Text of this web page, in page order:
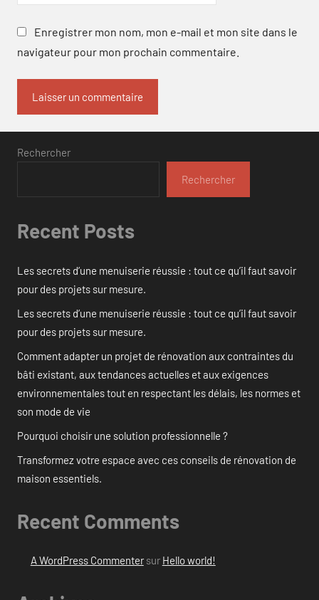
Enregistrer mon nom, mon e-mail et mon site dans le
navigateur pour mon prochain commentaire.
Rechercher
Rechercher
Recent Posts
Les secrets d’une menuiserie réussie : tout ce qu’il faut savoir
pour des projets sur mesure.
Les secrets d’une menuiserie réussie : tout ce qu’il faut savoir
pour des projets sur mesure.
Comment adapter un projet de rénovation aux contraintes du
bâti existant, aux tendances actuelles et aux exigences
environnementales tout en respectant les délais, les normes et
son mode de vie
Pourquoi choisir une solution professionnelle ?
Transformez votre espace avec ces conseils de rénovation de
maison essentiels.
Recent Comments
A WordPress Commentersur Hello world!